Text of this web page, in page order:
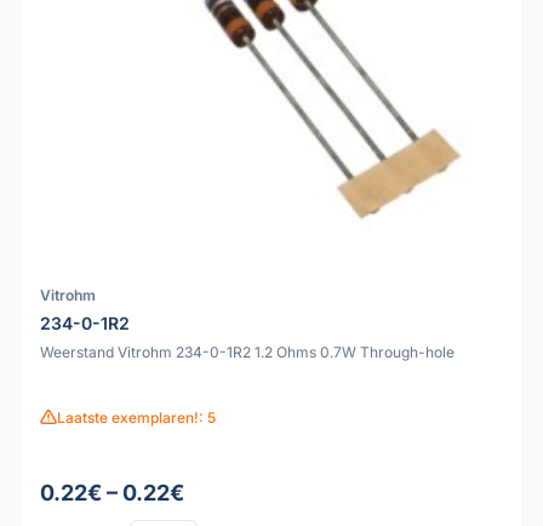
Vitrohm
234-0-1R2
Weerstand Vitrohm 234-0-1R2 1.2 Ohms 0.7W Through-hole
Laatste exemplaren!: 5
0.22€ – 0.22€